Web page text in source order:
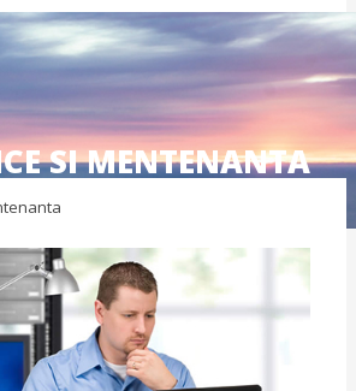
SI MENTENANTA